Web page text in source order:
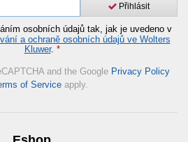
Přihlásit
osobních údajů tak, jak je uvedeno v
a ochraně osobních údajů ve Wolters
Kluwer. *
and the Google Privacy Policy
of Service apply.